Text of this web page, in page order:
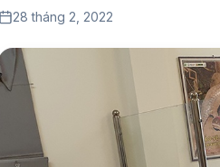
28 tháng 2, 2022